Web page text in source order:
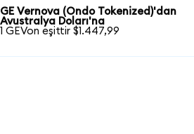
GE Vernova (Ondo Tokenized)'dan
Avustralya Doları'na
1 GEVon eşittir $1.447,99